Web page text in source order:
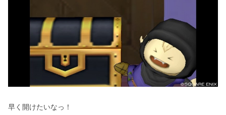
早く開けたいなっ！